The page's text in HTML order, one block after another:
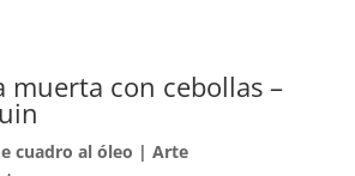
muerta con cebollas –
cuadro al óleo | Arte